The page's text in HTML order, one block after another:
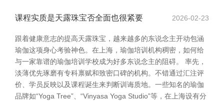
课程实质是天露珠宝否全面也很紧要 2026-02-23
跟着健康意志的提高天露珠宝，越来越多的东说念主开动包涵
瑜伽这项身心考验神色。在上海，瑜伽培训机构稠密，如何给
与一家靠谱的瑜伽培训学校成为好多东说念主的阻碍。 率先，
淡薄优先琢磨有专科禀赋和致密口碑的机构。不错通过汇注评
价、学员反映以及课程诞生来判断训诲质地。一些知名的瑜伽
品牌如“Yoga Tree”、“Vinyasa Yoga Studio”等，在上海设有分